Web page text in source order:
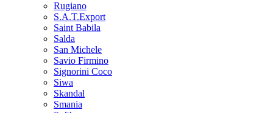
Rugiano
S.A.T.Export
Saint Babila
Salda
San Michele
Savio Firmino
Signorini Coco
Siwa
Skandal
Smania